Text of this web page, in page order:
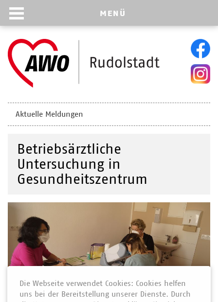
Navigation
überspringen
Aktuelle Meldungen
Betriebsärztliche
Untersuchung in
Gesundheitszentrum
Die Webseite verwendet Cookies: Cookies helfen
uns bei der Bereitstellung unserer Dienste. Durch
MENÜ